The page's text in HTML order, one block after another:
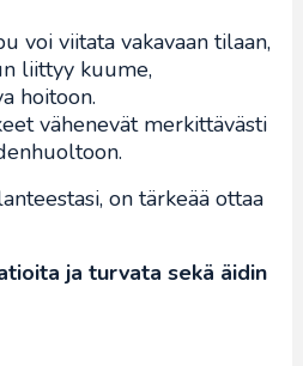
voi viitata vakavaan tilaan,
liittyy kuume,
hoitoon.
vähenevät merkittävästi
on tärkeää ottaa
ja turvata sekä äidin